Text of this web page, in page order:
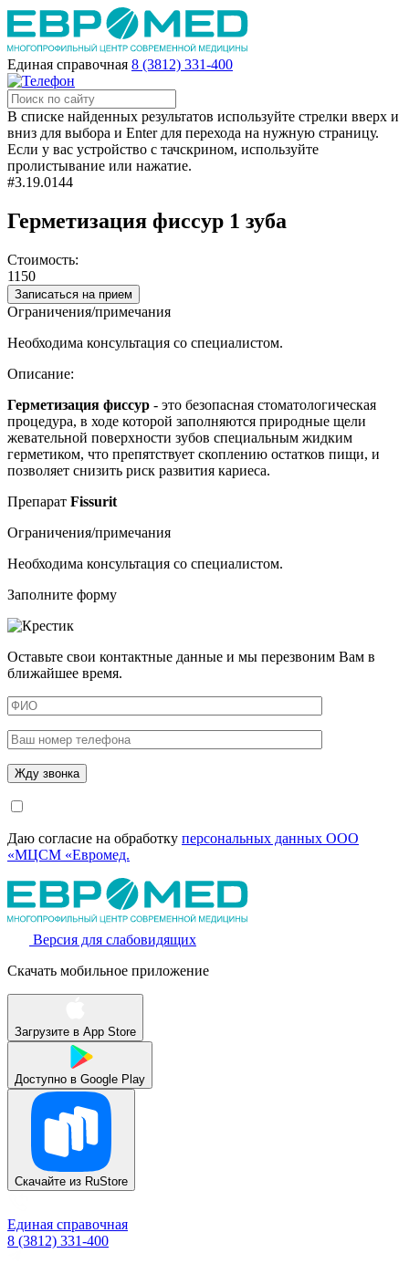
Единая справочная 8 (3812) 331-400
В списке найденных результатов используйте стрелки вверх и
вниз для выбора и Enter для перехода на нужную страницу.
Если у вас устройство с тачскрином, используйте
пролистывание или нажатие.
#3.19.0144
Герметизация фиссур 1 зуба
Стоимость:
1150
Записаться на прием
Ограничения/примечания
Необходима консультация со специалистом.
Описание:
Герметизация фиссур - это безопасная стоматологическая
процедура, в ходе которой заполняются природные щели
жевательной поверхности зубов специальным жидким
герметиком, что препятствует скоплению остатков пищи, и
позволяет снизить риск развития кариеса.
Препарат Fissurit
Ограничения/примечания
Необходима консультация со специалистом.
Заполните форму
Оставьте свои контактные данные и мы перезвоним Вам в
ближайшее время.
Даю согласие на обработку персональных данных ООО
«МЦСМ «Евромед.
Версия для слабовидящих
Скачать мобильное приложение
Загрузите в App Store
Доступно в Google Play
Скачайте из RuStore
Единая справочная
8 (3812) 331-400